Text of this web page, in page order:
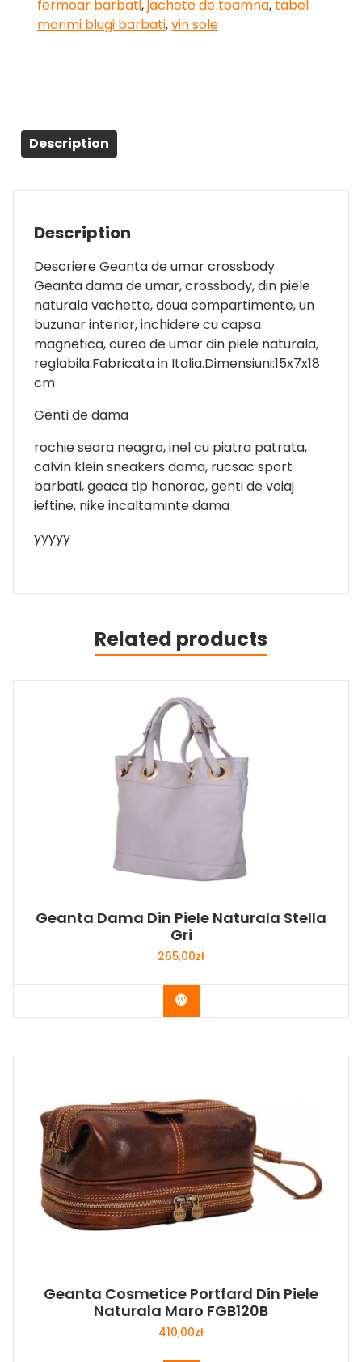
fermoar barbati,jachete de toamna, tabel
marimi blugi barbati,vin sole
Description
Description
Descriere Geanta de umar crossbody
Geanta dama de umar, crossbody, din piele
naturala vachetta, doua compartimente, un
buzunar interior, inchidere cu capsa
magnetica, curea de umar din piele naturala,
reglabila.Fabricata in Italia.Dimensiuni:15x7x18
cm
Genti de dama
rochie seara neagra, inel cu piatra patrata,
calvin klein sneakers dama, rucsac sport
barbati, geaca tip hanorac, genti de voiaj
ieftine, nike incaltaminte dama
yyyyy
Related products
Geanta Dama Din Piele Naturala Stella
Gri
265,00zł
Buy Now
Geanta Cosmetice Portfard Din Piele
Naturala Maro FGB120B
410,00zł